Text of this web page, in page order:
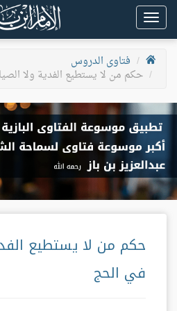
Toggle
navigation
فتاوى الدروس
حكم من لا يستطيع الفدية ولا
حكم من لا يستطيع
في الحج